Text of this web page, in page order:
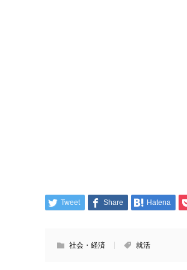
Tweet Share Hatena
社会・経済 就活